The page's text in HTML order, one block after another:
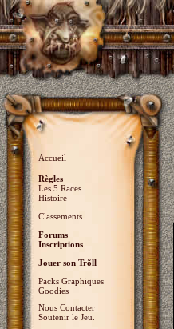
Accueil
Règles
Les 5 Races
Histoire
Classements
Forums
Inscriptions
Jouer son Trõll
Packs Graphiques
Goodies
Nous Contacter
Soutenir le Jeu.